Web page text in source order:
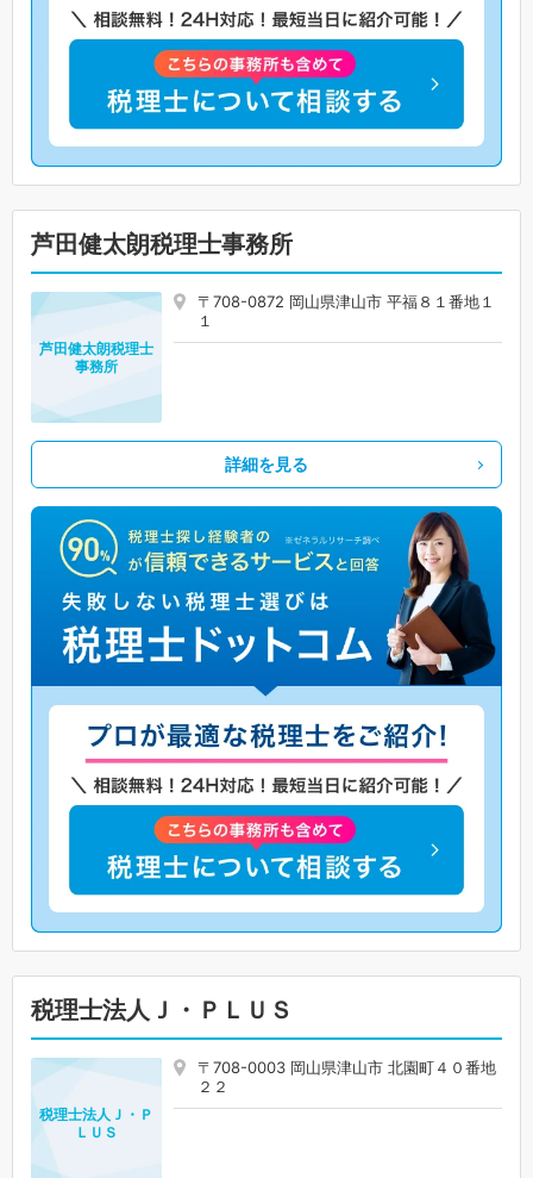
芦田健太朗税理士事務所
〒708-0872 岡山県津山市 平福８１番地１
１
芦田健太朗税理士
事務所
詳細を見る
税理士法人Ｊ・ＰＬＵＳ
〒708-0003 岡山県津山市 北園町４０番地
２２
税理士法人Ｊ・Ｐ
ＬＵＳ